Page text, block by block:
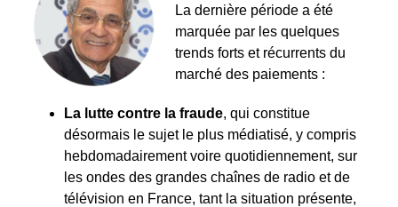
La dernière période a été
marquée par les quelques
trends forts et récurrents du
marché des paiements :
La lutte contre la fraude, qui constitue
désormais le sujet le plus médiatisé, y compris
hebdomadairement voire quotidiennement, sur
les ondes des grandes chaînes de radio et de
télévision en France, tant la situation présente,